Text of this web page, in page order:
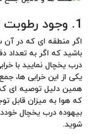
1. وجود رطوبت زیادی در یخچال
اگر منطقه ای که در
باشید که اگر به تعداد
درب یخچال نمایید با
یکی از این خرابی ها،
همین دلیل توصیه ای
که هوا به میزان قابل
بیهوده درب یخچال
شوید.